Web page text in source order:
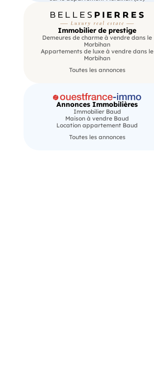
Immobilier de prestige
Demeures de charme à vendre dans le
Morbihan
Appartements de luxe à vendre dans le
Morbihan
Toutes les annonces
Annonces Immobilières
Immobilier Baud
Maison à vendre Baud
Location appartement Baud
Toutes les annonces